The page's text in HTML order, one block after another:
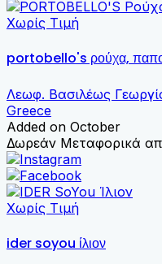
Χωρίς Τιμή
portobello's ρούχα,
Λεωφ. Βασιλέως
Greece
Added on October
Δωρεάν Μεταφορικά
Χωρίς Τιμή
ider soyou ίλιον